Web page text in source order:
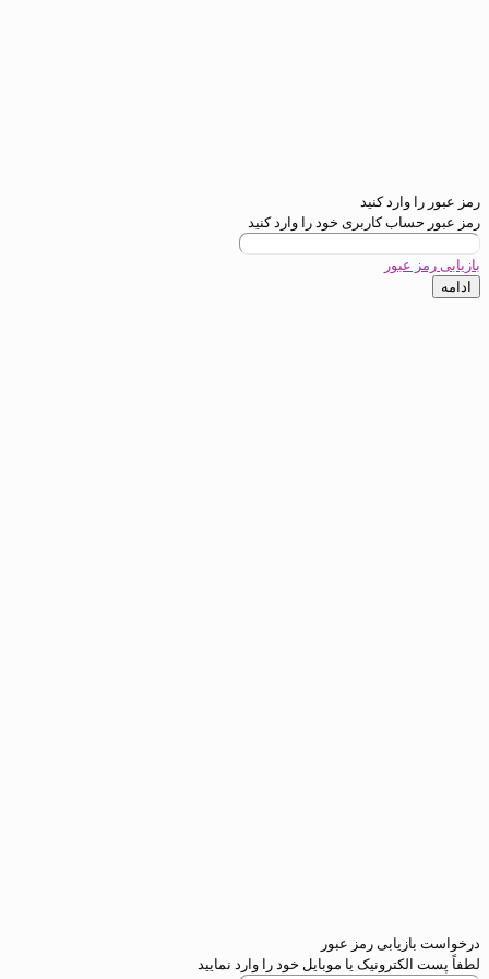
رمز عبور را وارد کنید
رمز عبور حساب کاربری خود را وارد کنید
بازیابی رمز عبور
ادامه
درخواست بازیابی رمز عبور
لطفاً پست الکترونیک یا موبایل خود را وارد نمایید